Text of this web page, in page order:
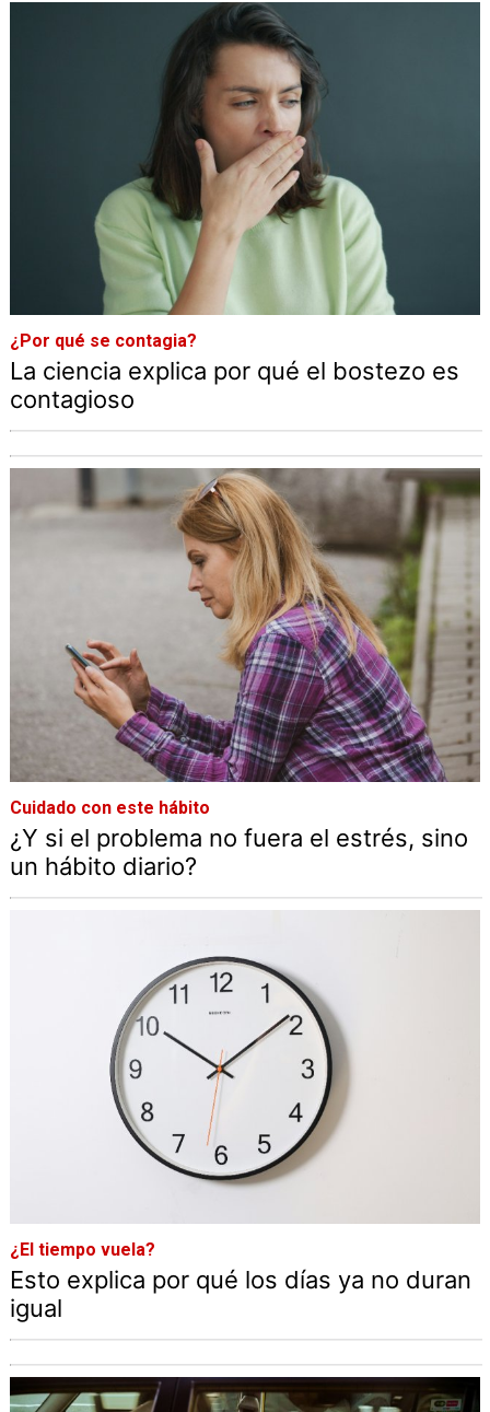
¿Por qué se contagia?
La ciencia explica por qué el bostezo es
contagioso
Cuidado con este hábito
¿Y si el problema no fuera el estrés, sino
un hábito diario?
¿El tiempo vuela?
Esto explica por qué los días ya no duran
igual